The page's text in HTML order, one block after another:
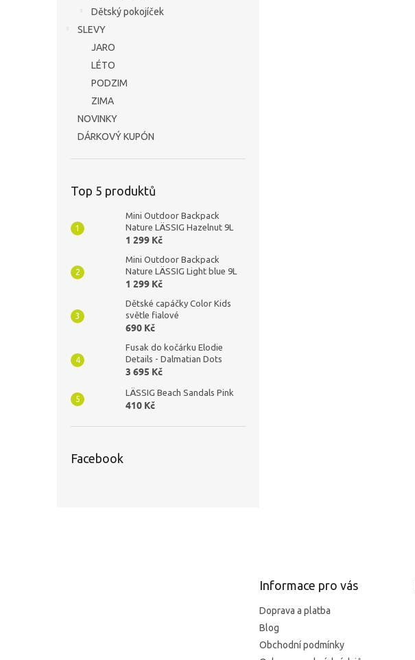
Dětský pokojíček
SLEVY
JARO
LÉTO
PODZIM
ZIMA
NOVINKY
DÁRKOVÝ KUPÓN
Top 5 produktů
Mini Outdoor Backpack
Nature LÄSSIG Hazelnut 9L
1 299 Kč
Mini Outdoor Backpack
Nature LÄSSIG Light blue 9L
1 299 Kč
Dětské capáčky Color Kids
světle fialové
690 Kč
Fusak do kočárku Elodie
Details - Dalmatian Dots
3 695 Kč
LÄSSIG Beach Sandals Pink
410 Kč
Facebook
Informace pro vás
Doprava a platba
Blog
Obchodní podmínky